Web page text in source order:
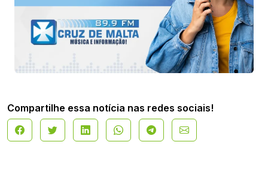
Compartilhe essa notícia nas redes sociais!